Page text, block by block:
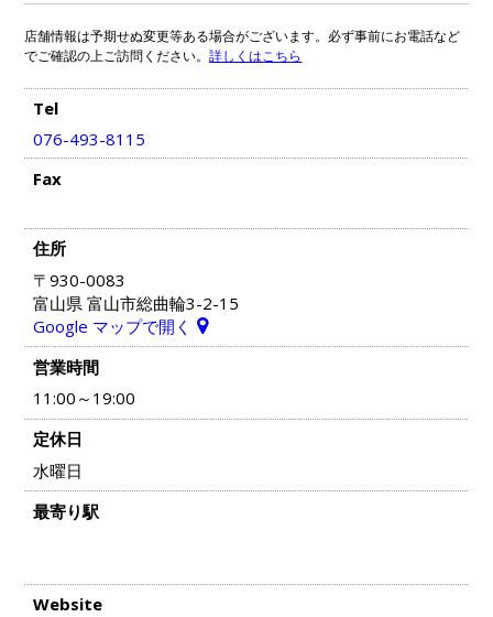
店舗情報は予期せぬ変更等ある場合がございます。必ず事前にお電話など
でご確認の上ご訪問ください。詳しくはこちら
Tel
076-493-8115
Fax
住所
〒930-0083
富山県 富山市総曲輪3-2-15
Google マップで開く
営業時間
11:00～19:00
定休日
水曜日
最寄り駅
Website